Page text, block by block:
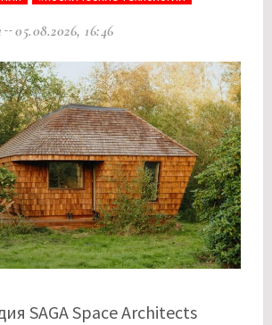
05.08.2026, 16:46
SAGA Space Architects